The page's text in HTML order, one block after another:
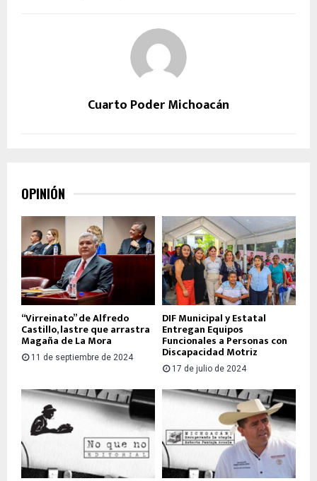
Cuarto Poder Michoacán
OPINIÓN
“Virreinato” de Alfredo
Castillo, lastre que arrastra
Magaña de La Mora
11 de septiembre de 2024
DIF Municipal y Estatal
Entregan Equipos
Funcionales a Personas con
Discapacidad Motriz
17 de julio de 2024